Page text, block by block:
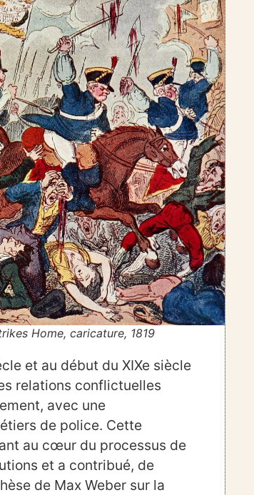
Home, caricature, 1819
et au début du XIXe siècle
relations conflictuelles
avec une
de police. Cette
au cœur du processus de
et a contribué, de
de Max Weber sur la